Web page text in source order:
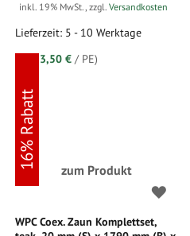
inkl. 19% MwSt.,zzgl.Versandkosten
Lieferzeit: 5 - 10 Werktage
123,50 € / PE)
zum Produkt
16% Rabatt
WPC Coex. Zaun Komplettset,